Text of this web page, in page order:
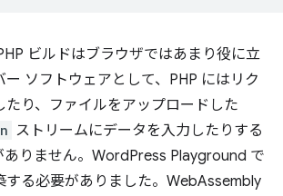
ビルドはブラウザではあまり役に立
ー ソフトウェアとして、PHP にはリク
たり、ファイルをアップロードした
ストリームにデータを入力したりする
りません。WordPress Playground で
する必要がありました。WebAssembly